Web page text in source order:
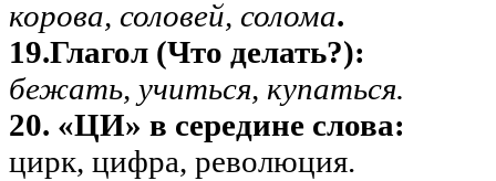
корова, соловей, солома.
19.Глагол (Что делать?):
бежать, учиться, купаться.
20. «ЦИ» в середине слова:
цирк, цифра, революция.